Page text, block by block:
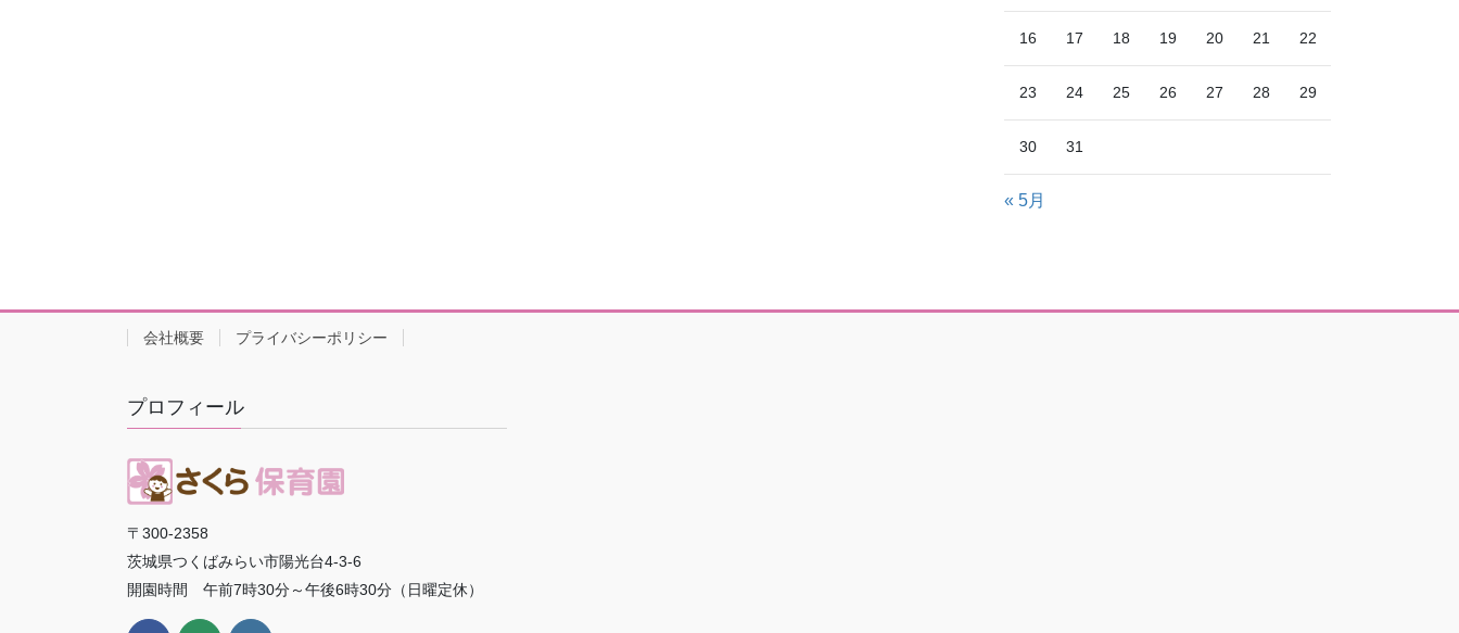
16 17 18 19 20 21 22
23 24 25 26 27 28 29
30 31
« 5月
会社概要 プライバシーポリシー
プロフィール
〒300-2358
茨城県つくばみらい市陽光台4-3-6
開園時間 午前7時30分～午後6時30分（日曜定休）